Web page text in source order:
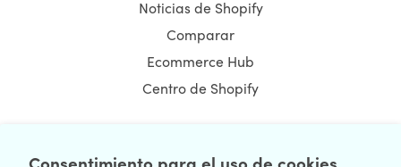
Consentimiento para el uso de cookies
Noticias de Shopify
Comparar
Ecommerce Hub
Centro de Shopify